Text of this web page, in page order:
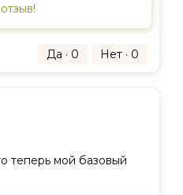
Да · 0 Нет · 0
теперь мой базовый